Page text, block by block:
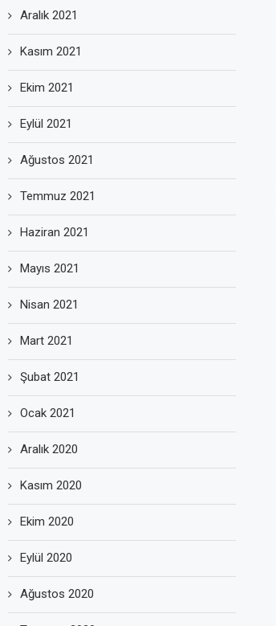
Aralık 2021
Kasım 2021
Ekim 2021
Eylül 2021
Ağustos 2021
Temmuz 2021
Haziran 2021
Mayıs 2021
Nisan 2021
Mart 2021
Şubat 2021
Ocak 2021
Aralık 2020
Kasım 2020
Ekim 2020
Eylül 2020
Ağustos 2020